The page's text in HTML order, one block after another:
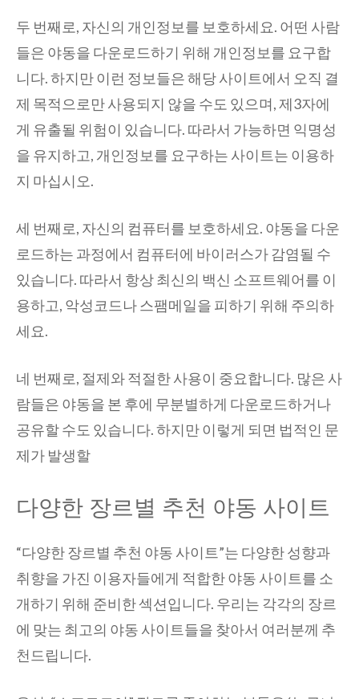
두 번째로, 자신의 개인정보를 보호하세요. 어떤 사람
들은 야동을 다운로드하기 위해 개인정보를 요구합
니다. 하지만 이런 정보들은 해당 사이트에서 오직 결
제 목적으로만 사용되지 않을 수도 있으며, 제3자에
게 유출될 위험이 있습니다. 따라서 가능하면 익명성
을 유지하고, 개인정보를 요구하는 사이트는 이용하
지 마십시오.
세 번째로, 자신의 컴퓨터를 보호하세요. 야동을 다운
로드하는 과정에서 컴퓨터에 바이러스가 감염될 수
있습니다. 따라서 항상 최신의 백신 소프트웨어를 이
용하고, 악성코드나 스팸메일을 피하기 위해 주의하
세요.
네 번째로, 절제와 적절한 사용이 중요합니다. 많은 사
람들은 야동을 본 후에 무분별하게 다운로드하거나
공유할 수도 있습니다. 하지만 이렇게 되면 법적인 문
제가 발생할
다양한 장르별 추천 야동 사이트
“다양한 장르별 추천 야동 사이트”는 다양한 성향과
취향을 가진 이용자들에게 적합한 야동 사이트를 소
개하기 위해 준비한 섹션입니다. 우리는 각각의 장르
에 맞는 최고의 야동 사이트들을 찾아서 여러분께 추
천드립니다.